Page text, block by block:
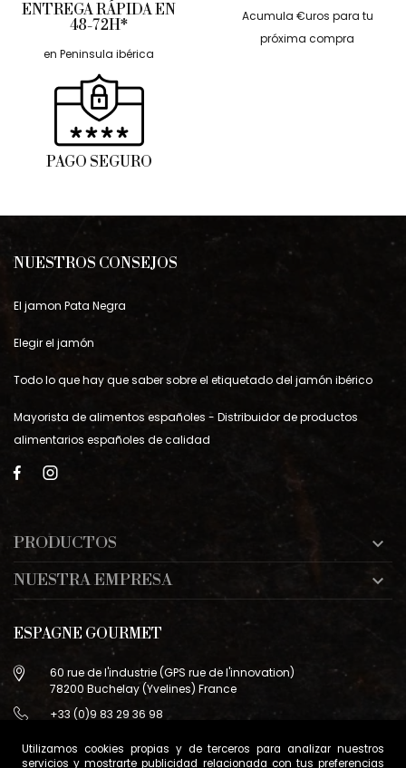
Utilizamos cookies propias y de terceros para analizar nuestros
servicios y mostrarte publicidad relacionada con tus preferencias
ENTREGA RÁPIDA EN
48-72H*
en Peninsula ibérica
Acumula €uros para tu
próxima compra
PAGO SEGURO
NUESTROS CONSEJOS
El jamon Pata Negra
Elegir el jamón
Todo lo que hay que saber sobre el etiquetado del jamón ibérico
Mayorista de alimentos españoles - Distribuidor de productos
alimentarios españoles de calidad
PRODUCTOS 
NUESTRA EMPRESA 
ESPAGNE GOURMET
60 rue de l'industrie (GPS rue de l'innovation)
78200 Buchelay (Yvelines) France
+33 (0)9 83 29 36 98
78200 Buchelay (Yvelines) France